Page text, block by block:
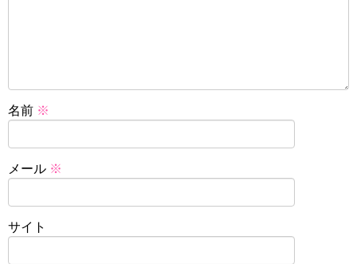
名前 ※
メール ※
サイト